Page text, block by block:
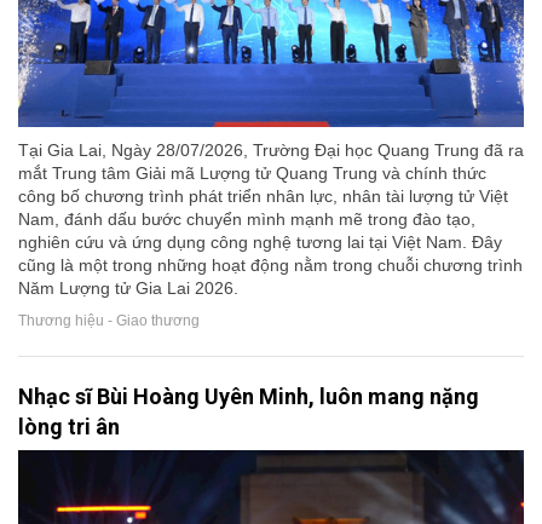
Tại Gia Lai, Ngày 28/07/2026, Trường Đại học Quang Trung đã ra
mắt Trung tâm Giải mã Lượng tử Quang Trung và chính thức
công bố chương trình phát triển nhân lực, nhân tài lượng tử Việt
Nam, đánh dấu bước chuyển mình mạnh mẽ trong đào tạo,
nghiên cứu và ứng dụng công nghệ tương lai tại Việt Nam. Đây
cũng là một trong những hoạt động nằm trong chuỗi chương trình
Năm Lượng tử Gia Lai 2026.
Thương hiệu - Giao thương
Nhạc sĩ Bùi Hoàng Uyên Minh, luôn mang nặng
lòng tri ân